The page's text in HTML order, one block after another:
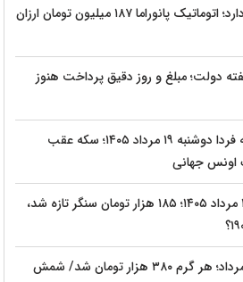
ریزش قیمت پژو ۲۰۷ ادامه دارد؛ اتوماتیک پانوراما ۱۸۷ میلیون تومان ارزان
دولت؛ مبلغ و روز دقیق پرداخت هنوز
پیش‌ بینی قیمت طلا و سکه فردا دوشنبه ۱۹ مرداد ۱۴۰۵؛ سکه عقب
جهانی
پیش‌بینی قیمت دلار فردا ۱۹ مرداد ۱۴۰۵؛ ۱۸۵ هزار تومان سنگر تازه شد،
ریزش قیمت نقره امروز ۱۸ مرداد؛ هر گرم ۳۸۰ هزار تومان شد/ شمش